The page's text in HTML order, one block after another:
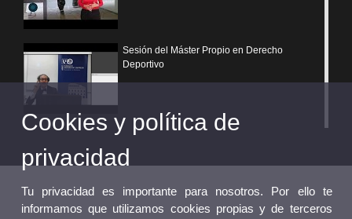
Sesión del Máster Propio en Derecho
Deportivo
¿Por qué elegir un postgrado propio de la
Universitat de València?
Cookies y política de
privacidad
Tu privacidad es importante para nosotros. Por ello te
informamos que utilizamos cookies propias y de terceros